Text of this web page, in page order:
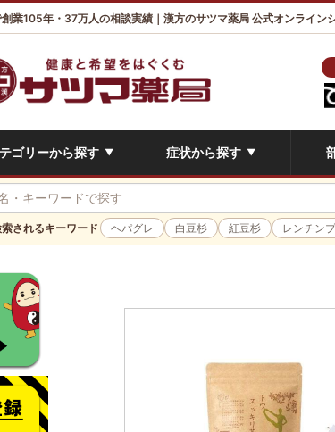
業105年・37万人の相談実績｜漢方のサツマ薬局 公式オンライン
ゴリーから探す ▼ 症状から探す ▼
索されるキーワード ヘパグレ 白豆杉 紅豆杉 レンチン